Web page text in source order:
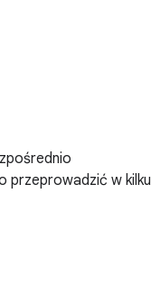
przeprowadzić w kilku